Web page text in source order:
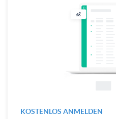
KOSTENLOS ANMELDEN